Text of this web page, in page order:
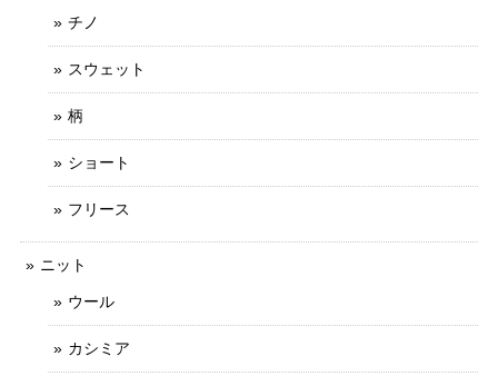
チノ
スウェット
柄
ショート
フリース
ニット
ウール
カシミア